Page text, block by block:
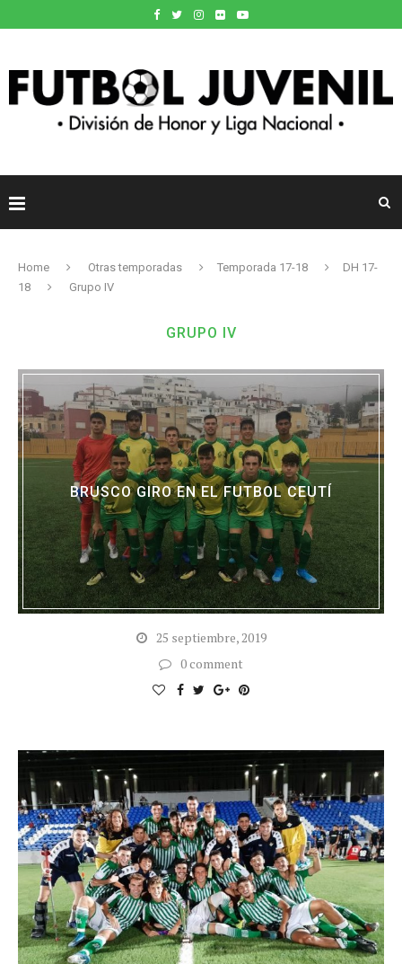
Home Otras temporadas Temporada 17-18
DH 17-
18
Grupo IV
GRUPO IV
BRUSCO GIRO EN EL FUTBOL CEUTÍ
25 septiembre, 2019
0 comment